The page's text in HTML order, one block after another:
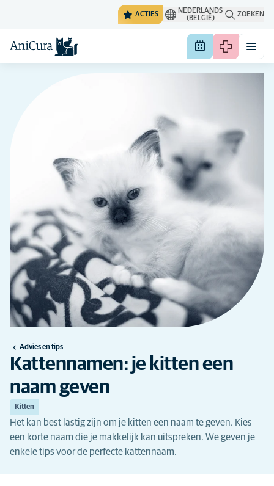
ACTIES
NEDERLANDS
(BELGIË)
ZOEKEN
Advies en tips
Kattennamen: je kitten een
naam geven
Kitten
Het kan best lastig zijn om je kitten een naam te geven. Kies
een korte naam die je makkelijk kan uitspreken. We geven je
enkele tips voor de perfecte kattennaam.